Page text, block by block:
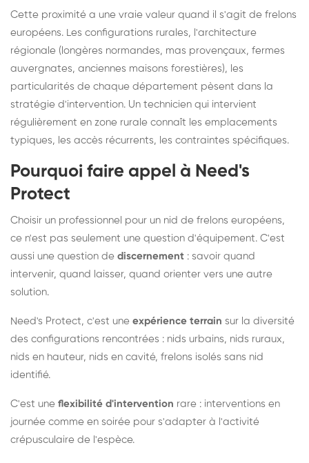
Cette proximité a une vraie valeur quand il s'agit de frelons
européens. Les configurations rurales, l'architecture
régionale (longères normandes, mas provençaux, fermes
auvergnates, anciennes maisons forestières), les
particularités de chaque département pèsent dans la
stratégie d'intervention. Un technicien qui intervient
régulièrement en zone rurale connaît les emplacements
typiques, les accès récurrents, les contraintes spécifiques.
Pourquoi faire appel à Need's
Protect
Choisir un professionnel pour un nid de frelons européens,
ce n'est pas seulement une question d'équipement. C'est
aussi une question de discernement : savoir quand
intervenir, quand laisser, quand orienter vers une autre
solution.
Need's Protect, c'est une expérience terrain sur la diversité
des configurations rencontrées : nids urbains, nids ruraux,
nids en hauteur, nids en cavité, frelons isolés sans nid
identifié.
C'est une flexibilité d'intervention rare : interventions en
journée comme en soirée pour s'adapter à l'activité
crépusculaire de l'espèce.